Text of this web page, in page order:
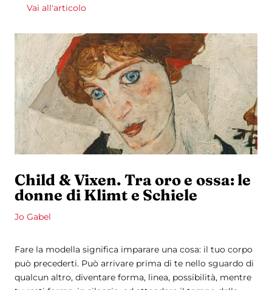
Vai all'articolo
Child & Vixen. Tra oro e ossa: le
donne di Klimt e Schiele
Jo Gabel
Fare la modella significa imparare una cosa: il tuo corpo
può precederti. Può arrivare prima di te nello sguardo di
qualcun altro, diventare forma, linea, possibilità, mentre